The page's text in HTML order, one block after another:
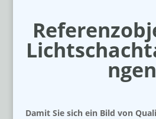
ngen
Damit Sie sich ein Bild von